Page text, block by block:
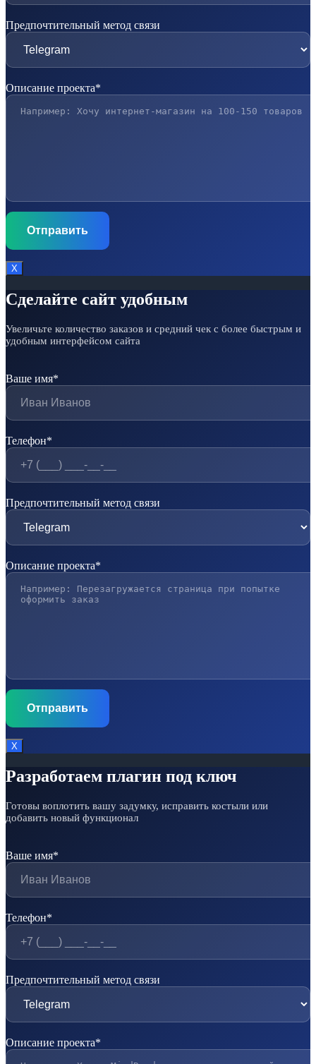
Предпочтительный метод связи
Описание проекта*
Х
Сделайте сайт удобным
Увеличьте количество заказов и средний чек с более быстрым и
удобным интерфейсом сайта
Ваше имя*
Телефон*
Предпочтительный метод связи
Описание проекта*
Х
Разработаем плагин под ключ
Готовы воплотить вашу задумку, исправить костыли или
добавить новый функционал
Ваше имя*
Телефон*
Предпочтительный метод связи
Описание проекта*